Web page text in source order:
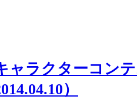
ャラクターコン
）